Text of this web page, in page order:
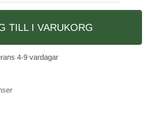
TILL I VARUKORG
4-9 vardagar